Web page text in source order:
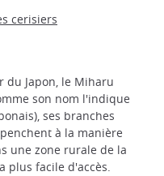
cerisiers
du Japon, le Miharu
son nom l'indique
ses branches
à la manière
une zone rurale de la
plus facile d'accès.